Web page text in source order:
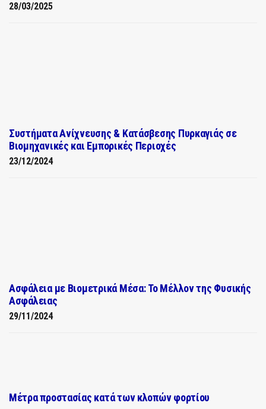
28/03/2025
Συστήματα Ανίχνευσης & Κατάσβεσης Πυρκαγιάς σε
Βιομηχανικές και Εμπορικές Περιοχές
23/12/2024
Ασφάλεια με Βιομετρικά Μέσα: Το Μέλλον της Φυσικής
Ασφάλειας
29/11/2024
Μέτρα προστασίας κατά των κλοπών φορτίου